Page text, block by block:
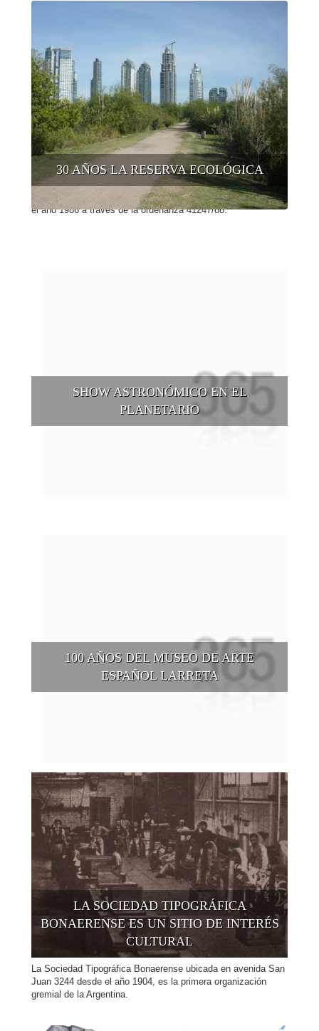
30 AÑOS LA RESERVA ECOLÓGICA
La Reserva Ecológica Costanera Sur se creó oficialmente en
el año 1986 a través de la ordenanza 41247/88.
SHOW ASTRONÓMICO EN EL
PLANETARIO
100 AÑOS DEL MUSEO DE ARTE
ESPAÑOL LARRETA
LA SOCIEDAD TIPOGRÁFICA
BONAERENSE ES UN SITIO DE INTERÉS
CULTURAL
La Sociedad Tipográfica Bonaerense ubicada en avenida San
Juan 3244 desde el año 1904, es la primera organización
gremial de la Argentina.